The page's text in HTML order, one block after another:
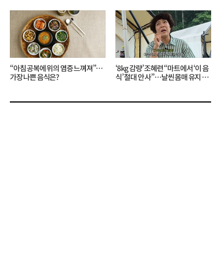
“아침 공복에 위의 염증 느껴져”…
가장 나쁜 음식은?
‘8kg 감량’ 조혜련 “마트에서 ‘이 음
식’ 절대 안 사”…날씬 몸매 유지 비